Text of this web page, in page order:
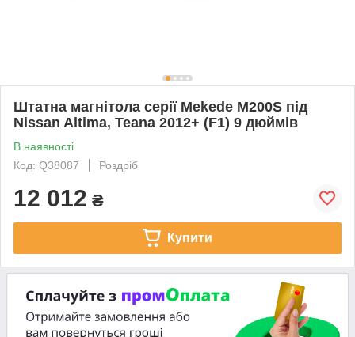
Штатна магнітола серії Mekede M200S під
Nissan Altima, Teana 2012+ (F1) 9 дюймів
В наявності
Код: Q38087
Роздріб
12 012 ₴
Купити